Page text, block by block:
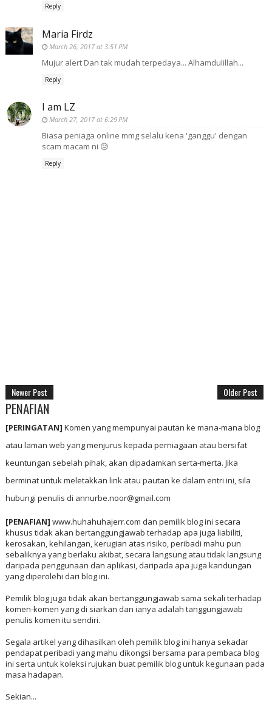
Reply
Maria Firdz
March 26, 2017 at 3:51 PM
Mujur alert Dan tak mudah terpedaya... Alhamdulillah...
Reply
I am LZ
March 27, 2017 at 6:29 PM
Biasa peniaga online mmg selalu kena 'ganggu' dengan
scam macam ni 😥
Reply
Newer Post Older Post
PENAFIAN
[PERINGATAN] Komen yang mempunyai pautan ke mana-mana blog
atau laman web yang menjurus kepada perniagaan atau bersifat
keuntungan sebelah pihak, akan dipadamkan serta-merta. Jika
berminat untuk meletakkan link atau pautan ke dalam entri ini, sila
hubungi penulis di annurbe.noor@gmail.com
[PENAFIAN] www.huhahuhajerr.com dan pemilik blog ini secara
khusus tidak akan bertanggungjawab terhadap apa juga liabiliti,
kerosakan, kehilangan, kerugian atas risiko, peribadi mahu pun
sebaliknya yang berlaku akibat, secara langsung atau tidak langsung
daripada penggunaan dan aplikasi, daripada apa juga kandungan
yang diperolehi dari blog ini.
Pemilik blog juga tidak akan bertanggungjawab sama sekali terhadap
komen-komen yang di siarkan dan ianya adalah tanggungjawab
penulis komen itu sendiri.
Segala artikel yang dihasilkan oleh pemilik blog ini hanya sekadar
pendapat peribadi yang mahu dikongsi bersama para pembaca blog
ini serta untuk koleksi rujukan buat pemilik blog untuk kegunaan pada
masa hadapan.
Sekian...